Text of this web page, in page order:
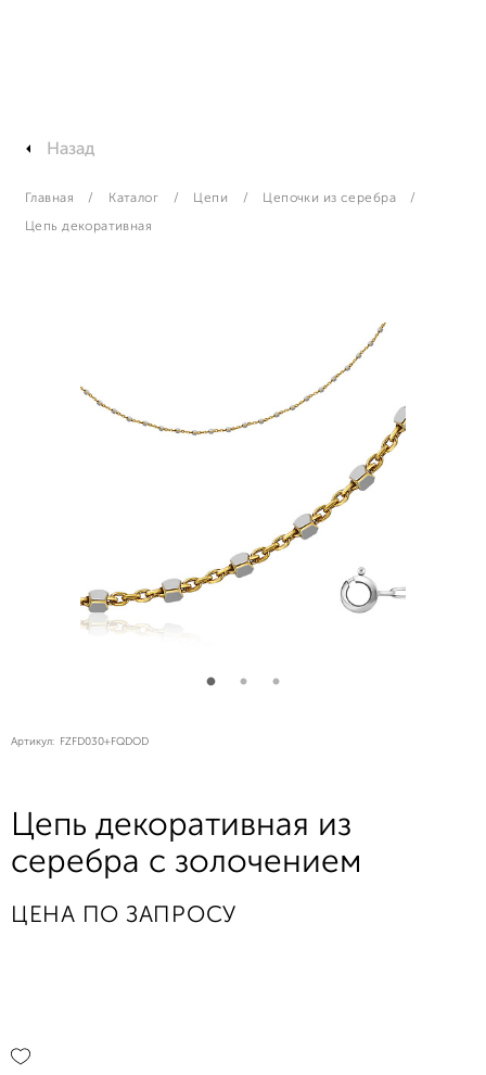
Назад
Главная Каталог Цепи Цепочки из серебра
Цепь декоративная
Артикул: FZFD030+FQDOD
Цепь декоративная из
серебра с золочением
ЦЕНА ПО ЗАПРОСУ